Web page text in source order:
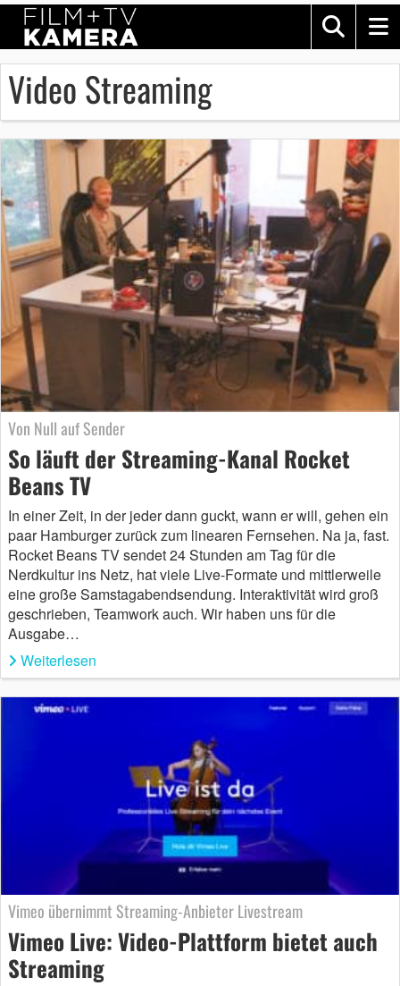
Video Streaming
Von Null auf Sender
So läuft der Streaming-Kanal Rocket
Beans TV
In einer Zeit, in der jeder dann guckt, wann er will, gehen ein
paar Hamburger zurück zum linearen Fernsehen. Na ja, fast.
Rocket Beans TV sendet 24 Stunden am Tag für die
Nerdkultur ins Netz, hat viele Live-Formate und mittlerweile
eine große Samstagabendsendung. Interaktivität wird groß
geschrieben, Teamwork auch. Wir haben uns für die
Ausgabe…
Weiterlesen
Vimeo übernimmt Streaming-Anbieter Livestream
Vimeo Live: Video-Plattform bietet auch
Streaming